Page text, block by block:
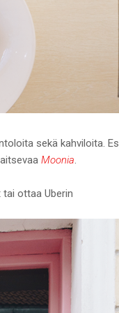
sekä kahviloita.
Moonia.
ottaa Uberin